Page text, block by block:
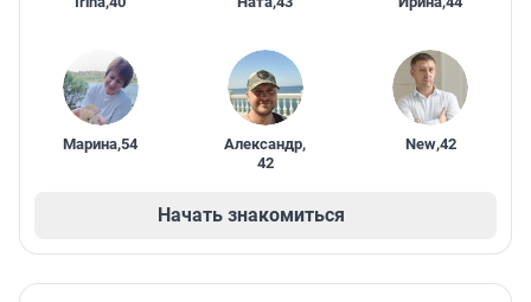
Марина,54 Александр,
42
New,42
Начать знакомиться